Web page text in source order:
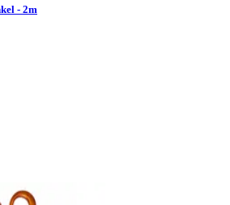
- 2m